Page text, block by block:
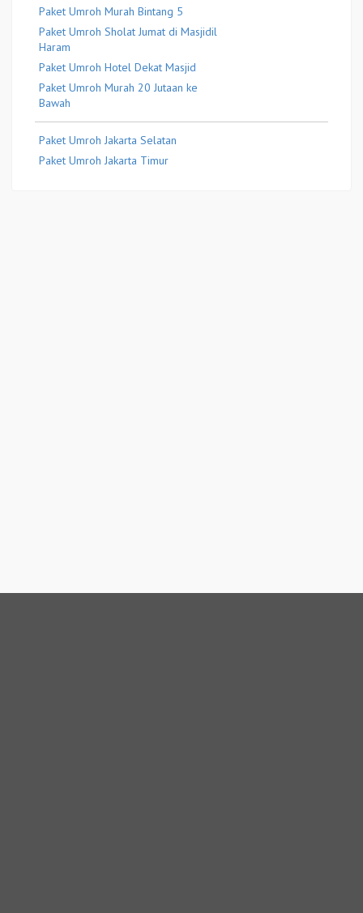
Paket Umroh Murah Bintang 5
Paket Umroh Sholat Jumat di Masjidil
Haram
Paket Umroh Hotel Dekat Masjid
Paket Umroh Murah 20 Jutaan ke
Bawah
Paket Umroh Jakarta Selatan
Paket Umroh Jakarta Timur